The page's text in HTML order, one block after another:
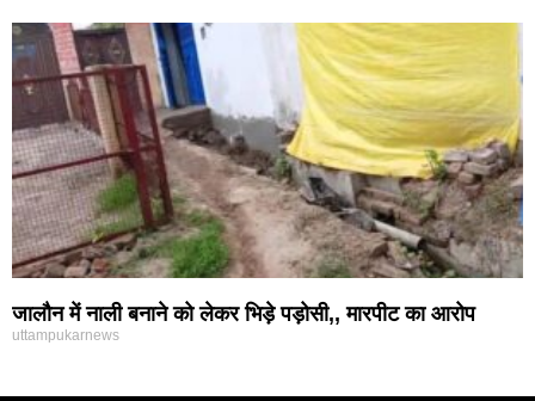
जालौन में नाली बनाने को लेकर भिड़े पड़ोसी,, मारपीट का आरोप
uttampukarnews